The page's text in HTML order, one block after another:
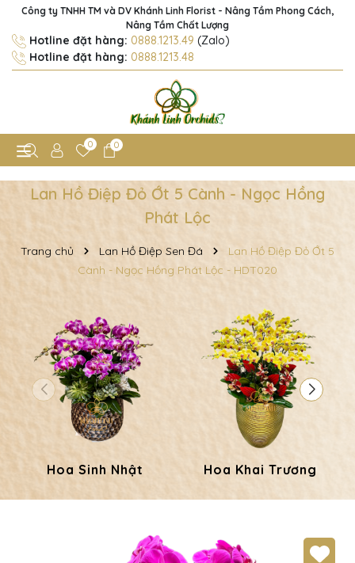
Công ty TNHH TM và DV Khánh Linh Florist - Nâng Tầm Phong Cách,
Nâng Tầm Chất Lượng
Hotline đặt hàng: 0888.1213.49 (Zalo)
Hotline đặt hàng: 0888.1213.48
0 0
Lan Hồ Điệp Đỏ Ớt 5 Cành - Ngọc Hồng
Phát Lộc
Trang chủ Lan Hồ Điệp Sen Đá
Lan Hồ Điệp Đỏ Ớt 5
Cành - Ngọc Hồng Phát Lộc - HDT020
Hoa Sinh Nhật Hoa Khai Trương